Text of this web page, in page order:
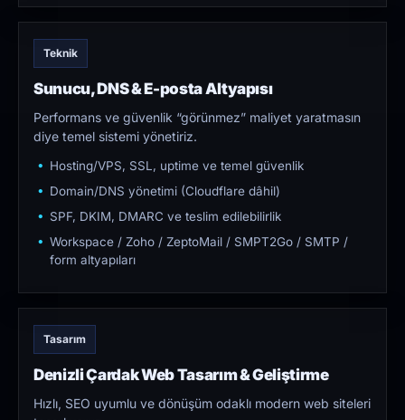
Teknik
Sunucu, DNS & E-posta Altyapısı
Performans ve güvenlik “görünmez” maliyet yaratmasın
diye temel sistemi yönetiriz.
Hosting/VPS, SSL, uptime ve temel güvenlik
Domain/DNS yönetimi (Cloudflare dâhil)
SPF, DKIM, DMARC ve teslim edilebilirlik
Workspace / Zoho / ZeptoMail / SMPT2Go / SMTP /
form altyapıları
Tasarım
Denizli Çardak Web Tasarım & Geliştirme
Hızlı, SEO uyumlu ve dönüşüm odaklı modern web siteleri